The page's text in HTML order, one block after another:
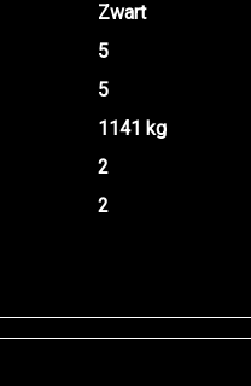
Zwart
5
5
1141 kg
2
2